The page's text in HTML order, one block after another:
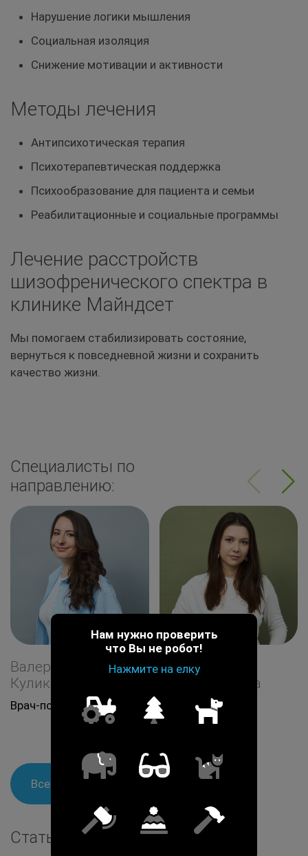
Нарушение логики мышления
Социальная изоляция
Снижение мотивации и активности
Методы лечения
Антипсихотическая терапия
Психотерапевтическая поддержка
Психообразование для пациента и семьи
Реабилитационные и социальные программы
Лечение расстройств
шизофренического спектра в
клинике Майндсет
Мы помогаем стабилизировать состояние,
вернуться к повседневной жизни и сохранить
качество жизни.
Специалисты по
направлению:
Валерия Сергеевна
Куликова
Врач-психиатр
Анастасия
Владимировна
Шепунова
Врач-психиатр
Все специалисты
Статьи на тему
Нам нужно проверить
что Вы не робот!
Нажмите на елку